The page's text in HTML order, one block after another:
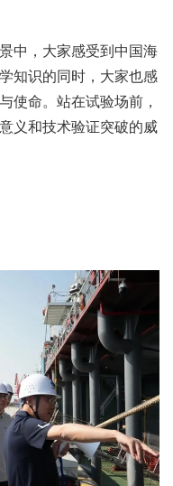
中，大家感受到中国海
知识的同时，大家也感
使命。站在试验场前，
义和技术验证突破的威